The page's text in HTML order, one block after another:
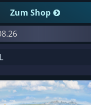
Zum Shop